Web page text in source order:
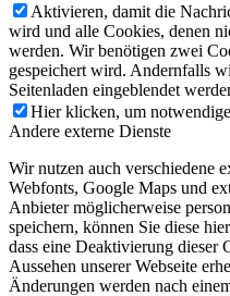
Aktivieren, damit die
wird und alle Cookies, denen
werden. Wir benötigen zwei
gespeichert wird. Andernfalls
Seitenladen eingeblendet
Hier klicken, um
Andere externe Dienste
Wir nutzen auch verschiedene
Webfonts, Google Maps und
Anbieter möglicherweise
speichern, können Sie diese
dass eine Deaktivierung dieser
Aussehen unserer Webseite
Änderungen werden nach